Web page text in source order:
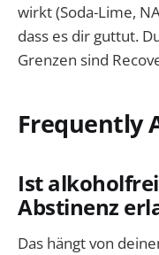
wirkt (Soda-Lime,
dass es dir guttut.
Grenzen sind
Frequently
Ist
Abstinenz
Das hängt von